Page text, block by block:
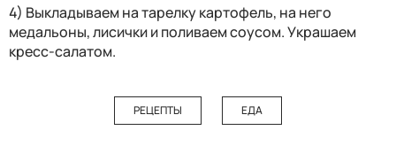
4) Выкладываем на тарелку картофель, на него
медальоны, лисички и поливаем соусом. Украшаем
кресс-салатом.
РЕЦЕПТЫ ЕДА